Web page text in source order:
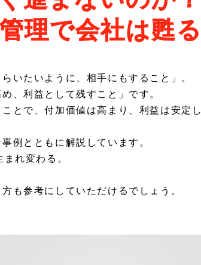
理で会社は甦る
たいように、相手にもすること」。
、利益として残すこと」です。
とで、付加価値は高まり、利益は安定し
例とともに解説しています。
れ変わる。
も参考にしていただけるでしょう。